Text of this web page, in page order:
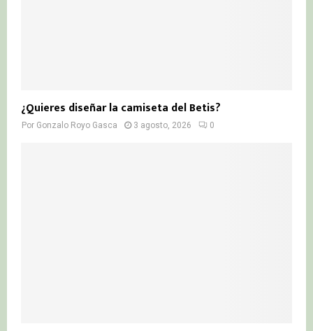
¿Quieres diseñar la camiseta del Betis?
Por Gonzalo Royo Gasca 3 agosto, 2026 0